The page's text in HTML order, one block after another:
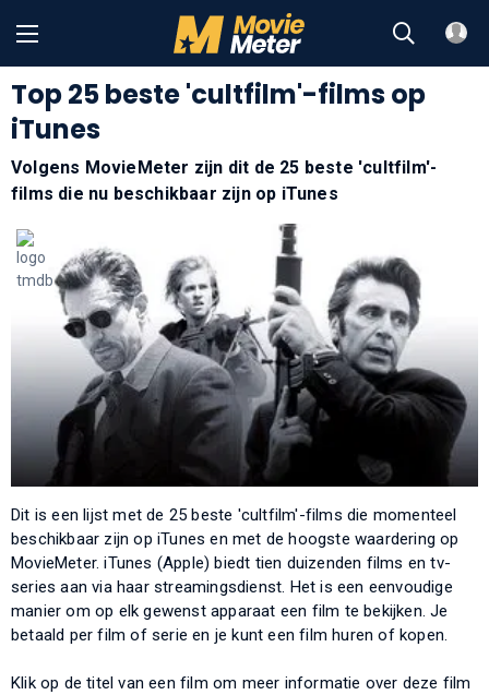
Top 25 beste 'cultfilm'-films op
iTunes
Volgens MovieMeter zijn dit de 25 beste 'cultfilm'-
films die nu beschikbaar zijn op iTunes
Dit is een lijst met de 25 beste 'cultfilm'-films die momenteel
beschikbaar zijn op iTunes en met de hoogste waardering op
MovieMeter. iTunes (Apple) biedt tien duizenden films en tv-
series aan via haar streamingsdienst. Het is een eenvoudige
manier om op elk gewenst apparaat een film te bekijken. Je
betaald per film of serie en je kunt een film huren of kopen.
Klik op de titel van een film om meer informatie over deze film